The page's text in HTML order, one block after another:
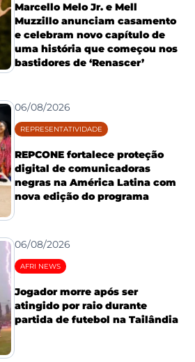
Marcello Melo Jr. e Mell
Muzzillo anunciam casamento
e celebram novo capítulo de
uma história que começou nos
bastidores de ‘Renascer’
06/08/2026
REPRESENTATIVIDADE
REPCONE fortalece proteção
digital de comunicadoras
negras na América Latina com
nova edição do programa
06/08/2026
AFRI NEWS
Jogador morre após ser
atingido por raio durante
partida de futebol na Tailândia